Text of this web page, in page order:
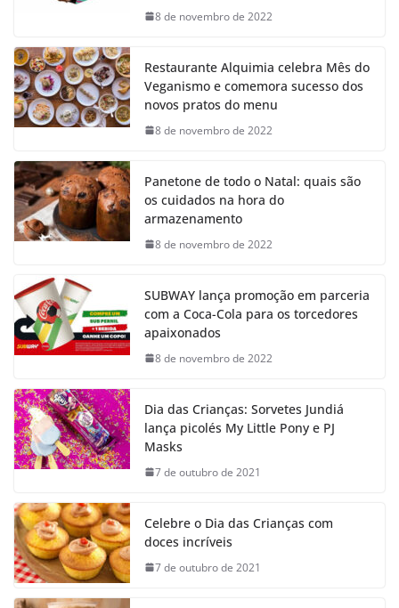
8 de novembro de 2022
Restaurante Alquimia celebra Mês do
Veganismo e comemora sucesso dos
novos pratos do menu
8 de novembro de 2022
Panetone de todo o Natal: quais são
os cuidados na hora do
armazenamento
8 de novembro de 2022
SUBWAY lança promoção em parceria
com a Coca-Cola para os torcedores
apaixonados
8 de novembro de 2022
Dia das Crianças: Sorvetes Jundiá
lança picolés My Little Pony e PJ
Masks
7 de outubro de 2021
Celebre o Dia das Crianças com
doces incríveis
7 de outubro de 2021